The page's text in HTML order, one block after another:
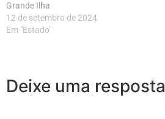
Grande Ilha
12 de setembro de 2024
Em "Estado"
Deixe uma resposta